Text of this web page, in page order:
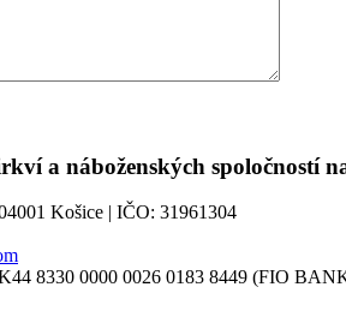
a náboženských spoločností
Košice | IČO: 31961304
8330 0000 0026 0183 8449 (FIO